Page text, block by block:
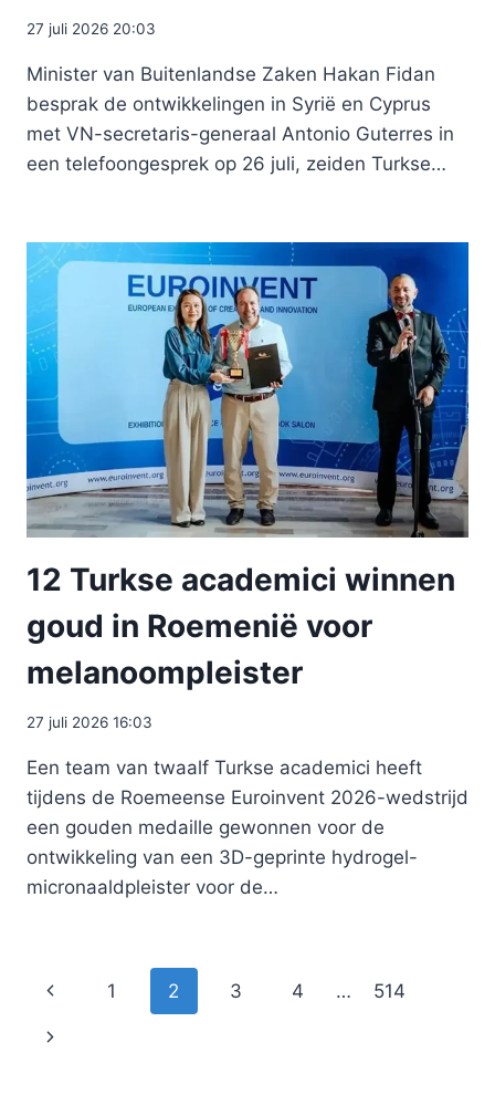
27 juli 2026 20:03
Minister van Buitenlandse Zaken Hakan Fidan
besprak de ontwikkelingen in Syrië en Cyprus
met VN-secretaris-generaal Antonio Guterres in
een telefoongesprek op 26 juli, zeiden Turkse…
12 Turkse academici winnen
goud in Roemenië voor
melanoompleister
27 juli 2026 16:03
Een team van twaalf Turkse academici heeft
tijdens de Roemeense Euroinvent 2026-wedstrijd
een gouden medaille gewonnen voor de
ontwikkeling van een 3D-geprinte hydrogel-
micronaaldpleister voor de…
Paginanavigatie
Vorige
pagina
1 2 3 4 … 514
Volgende